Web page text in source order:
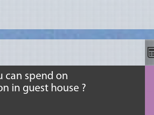
can spend on
in guest house ?